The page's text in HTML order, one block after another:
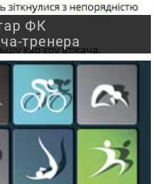
ФК
тренера